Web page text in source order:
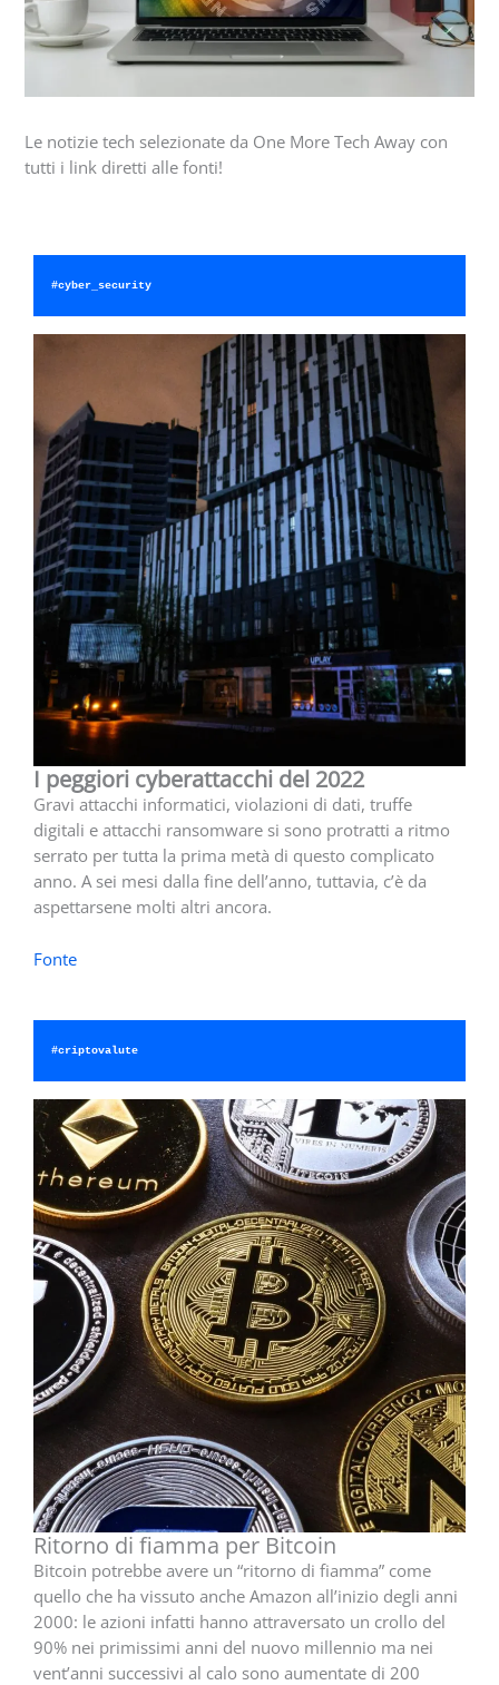
Le notizie tech selezionate da One More Tech Away con
tutti i link diretti alle fonti!
#cyber_security
I peggiori cyberattacchi del 2022
Gravi attacchi informatici, violazioni di dati, truffe
digitali e attacchi ransomware si sono protratti a ritmo
serrato per tutta la prima metà di questo complicato
anno. A sei mesi dalla fine dell’anno, tuttavia, c’è da
aspettarsene molti altri ancora.
Fonte
#criptovalute
Ritorno di fiamma per Bitcoin
Bitcoin potrebbe avere un “ritorno di fiamma” come
quello che ha vissuto anche Amazon all’inizio degli anni
2000: le azioni infatti hanno attraversato un crollo del
90% nei primissimi anni del nuovo millennio ma nei
vent’anni successivi al calo sono aumentate di 200